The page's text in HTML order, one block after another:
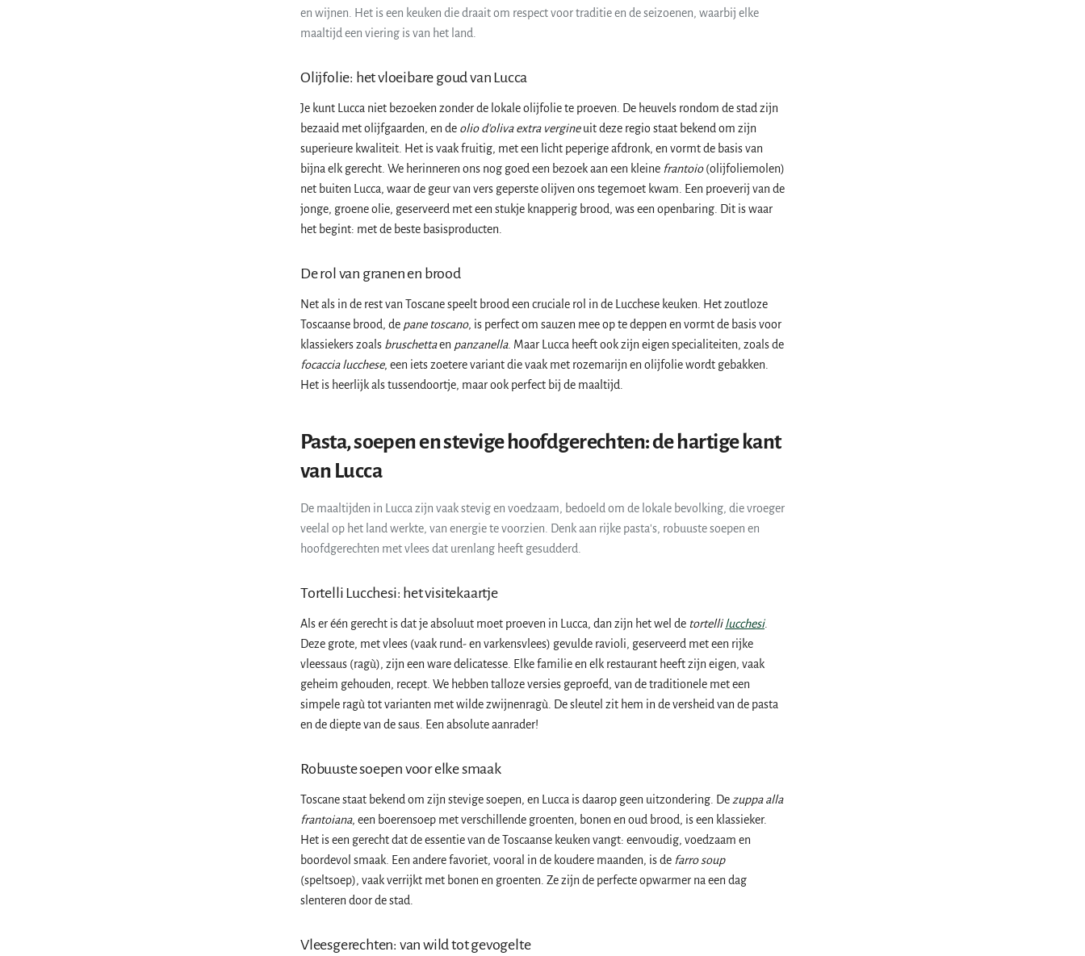
en wijnen. Het is een keuken die draait om respect voor traditie en de seizoenen, waarbij elke
maaltijd een viering is van het land.
Olijfolie: het vloeibare goud van Lucca
Je kunt Lucca niet bezoeken zonder de lokale olijfolie te proeven. De heuvels rondom de stad zijn
bezaaid met olijfgaarden, en de olio d'oliva extra vergineuit deze regio staat bekend om zijn
superieure kwaliteit. Het is vaak fruitig, met een licht peperige afdronk, en vormt de basis van
bijna elk gerecht. We herinneren ons nog goed een bezoek aan een kleine frantoio(olijfoliemolen)
net buiten Lucca, waar de geur van vers geperste olijven ons tegemoet kwam. Een proeverij van de
jonge, groene olie, geserveerd met een stukje knapperig brood, was een openbaring. Dit is waar
het begint: met de beste basisproducten.
De rol van granen en brood
Net als in de rest van Toscane speelt brood een cruciale rol in de Lucchese keuken. Het zoutloze
Toscaanse brood, de pane toscano, is perfect om sauzen mee op te deppen en vormt de basis voor
klassiekers zoals bruschettaen panzanella. Maar Lucca heeft ook zijn eigen specialiteiten, zoals de
focaccia lucchese, een iets zoetere variant die vaak met rozemarijn en olijfolie wordt gebakken.
Het is heerlijk als tussendoortje, maar ook perfect bij de maaltijd.
Pasta, soepen en stevige hoofdgerechten: de hartige kant
van Lucca
De maaltijden in Lucca zijn vaak stevig en voedzaam, bedoeld om de lokale bevolking, die vroeger
veelal op het land werkte, van energie te voorzien. Denk aan rijke pasta's, robuuste soepen en
hoofdgerechten met vlees dat urenlang heeft gesudderd.
Tortelli Lucchesi: het visitekaartje
Als er één gerecht is dat je absoluut moet proeven in Lucca, dan zijn het wel de tortellilucchesi.
Deze grote, met vlees (vaak rund- en varkensvlees) gevulde ravioli, geserveerd met een rijke
vleessaus (ragù), zijn een ware delicatesse. Elke familie en elk restaurant heeft zijn eigen, vaak
geheim gehouden, recept. We hebben talloze versies geproefd, van de traditionele met een
simpele ragù tot varianten met wilde zwijnenragù. De sleutel zit hem in de versheid van de pasta
en de diepte van de saus. Een absolute aanrader!
Robuuste soepen voor elke smaak
Toscane staat bekend om zijn stevige soepen, en Lucca is daarop geen uitzondering. De zuppa alla
frantoiana, een boerensoep met verschillende groenten, bonen en oud brood, is een klassieker.
Het is een gerecht dat de essentie van de Toscaanse keuken vangt: eenvoudig, voedzaam en
boordevol smaak. Een andere favoriet, vooral in de koudere maanden, is de farro soup
(speltsoep), vaak verrijkt met bonen en groenten. Ze zijn de perfecte opwarmer na een dag
slenteren door de stad.
Vleesgerechten: van wild tot gevogelte